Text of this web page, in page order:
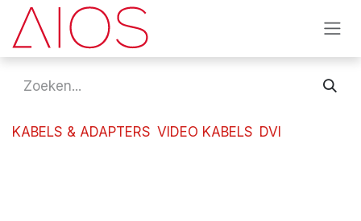
Overslaan naar inhoud
KABELS & ADAPTERS VIDEO KABELS DVI